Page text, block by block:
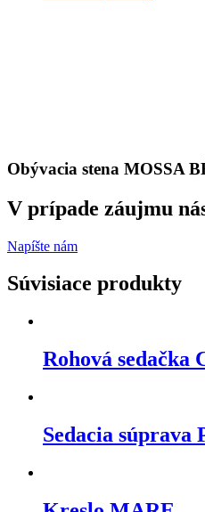
Obývacia stena MOSSA
V prípade záujmu
Napíšte nám
Súvisiace produkty
Rohová
Sedacia súprava